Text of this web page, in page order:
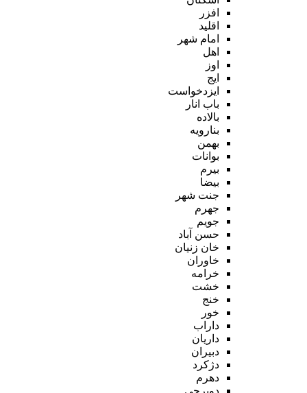
افزر
اقلید
امام شهر
اهل
اوز
ایج
ایزدخواست
باب انار
بالاده
بنارویه
بهمن
بوانات
بیرم
بیضا
جنت شهر
جهرم
جویم
حسن آباد
خان زنیان
خاوران
خرامه
خشت
خنج
خور
داراب
داریان
دبیران
دژکرد
دهرم
دوبرجی